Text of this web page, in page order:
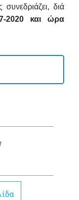
συνεδριάζει, διά
2020 και ώρα